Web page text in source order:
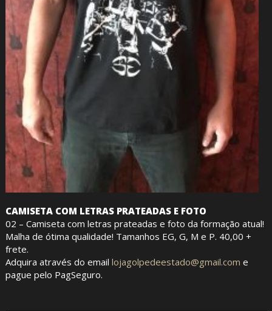
CAMISETA COM LETRAS PRATEADAS E FOTO
02 – Camiseta com letras prateadas e foto da formação atual!
Malha de ótima qualidade! Tamanhos EG, G, M e P. 40,00 +
frete.
Adquira através do email lojagolpedeestado@gmail.com e
pague pelo PagSeguro.